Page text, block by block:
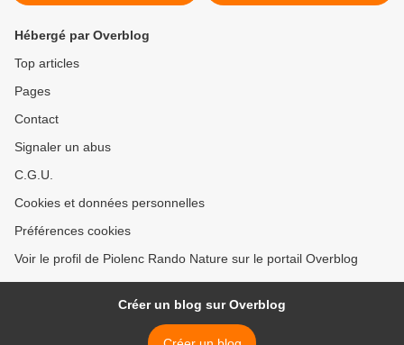
Hébergé par Overblog
Top articles
Pages
Contact
Signaler un abus
C.G.U.
Cookies et données personnelles
Préférences cookies
Voir le profil de Piolenc Rando Nature sur le portail Overblog
Créer un blog sur Overblog